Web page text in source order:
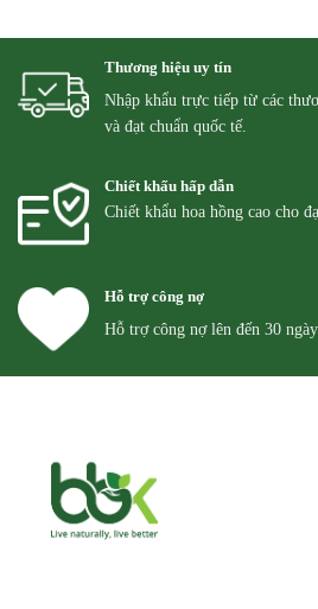
Thương hiệu uy tín
Nhập khẩu trực tiếp từ các
và đạt chuẩn quốc tế.
Chiết khấu hấp dẫn
Chiết khẩu hoa hồng cao cho
Hỗ trợ công nợ
Hỗ trợ công nợ lên đến 30